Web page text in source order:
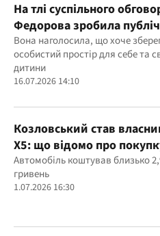
На тлі суспільного
Федорова зробила
Вона наголосила, що хоче
особистий простір для себе та
дитини
16.07.2026 14:10
Козловський став
X5: що відомо про
Автомобіль коштував близько
гривень
1.07.2026 16:30